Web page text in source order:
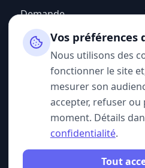
Demande
d'information
Espace admin
SUIVEZ-NOUS
Vos préférences
Nous utilisons des
fonctionner le site
mesurer son
accepter, refuser
moment. Détails
confidentialité.
Tout